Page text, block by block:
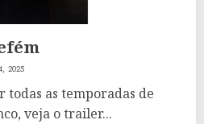
2025
todas as temporadas de
veja o trailer...